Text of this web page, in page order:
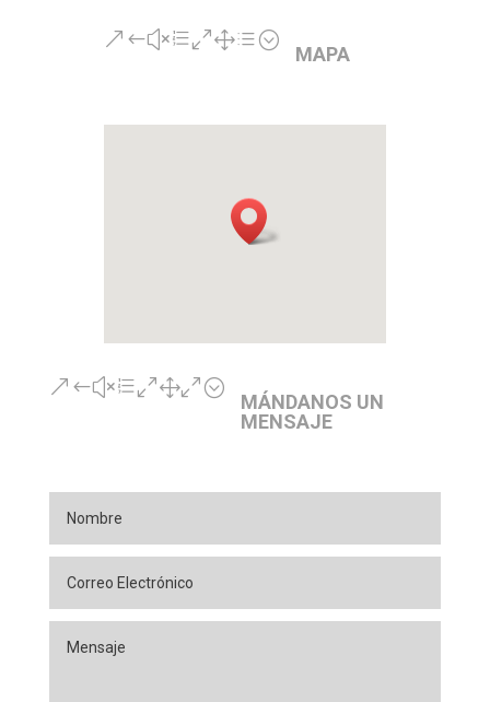
&#xe01d;
MAPA
&#xe010;
MÁNDANOS UN
MENSAJE